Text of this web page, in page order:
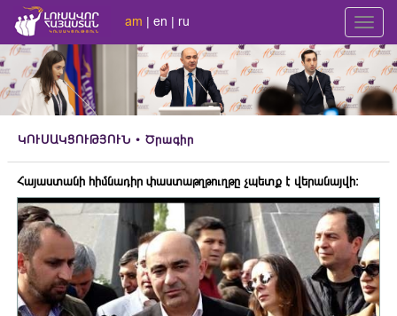
am | en | ru
ԿՈՒՍԱԿՑՈՒԹՅՈՒՆ • Ծրագիր
Հայաստանի հիմնադիր փաստաթղթուղթը չպետք է վերանայվի: